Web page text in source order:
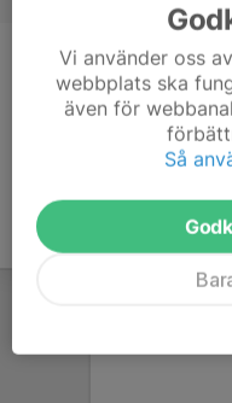
41
Vi använder oss
webbplats ska
även för
Så